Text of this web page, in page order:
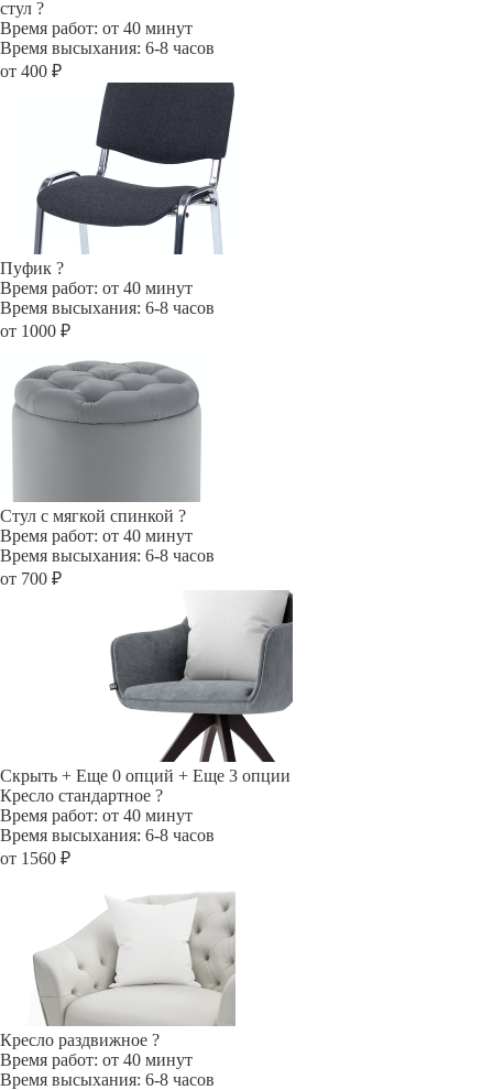
стул ?
Время работ: от 40 минут
Время высыхания: 6-8 часов
от 400 ₽
Пуфик ?
Время работ: от 40 минут
Время высыхания: 6-8 часов
от 1000 ₽
Стул с мягкой спинкой ?
Время работ: от 40 минут
Время высыхания: 6-8 часов
от 700 ₽
Скрыть + Еще 0 опций + Еще 3 опции
Кресло стандартное ?
Время работ: от 40 минут
Время высыхания: 6-8 часов
от 1560 ₽
Кресло раздвижное ?
Время работ: от 40 минут
Время высыхания: 6-8 часов